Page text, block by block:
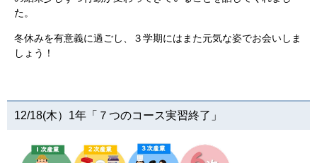
た。
冬休みを有意義に過ごし、３学期にはまた元気な姿でお会いしま
しょう！
12/18(木）1年「７つのコース実習終了」